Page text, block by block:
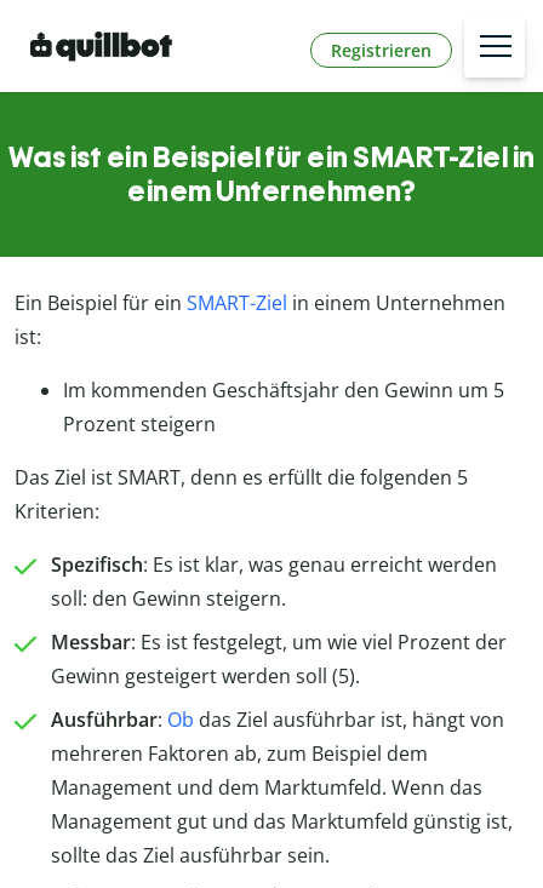
Registrieren
Was ist ein Beispiel für ein SMART-Ziel in
einem Unternehmen?
Ein Beispiel für ein SMART-Ziel in einem Unternehmen
ist:
Im kommenden Geschäftsjahr den Gewinn um 5
Prozent steigern
Das Ziel ist SMART, denn es erfüllt die folgenden 5
Kriterien:
Spezifisch: Es ist klar, was genau erreicht werden
soll: den Gewinn steigern.
Messbar: Es ist festgelegt, um wie viel Prozent der
Gewinn gesteigert werden soll (5).
Ausführbar: Ob das Ziel ausführbar ist, hängt von
mehreren Faktoren ab, zum Beispiel dem
Management und dem Marktumfeld. Wenn das
Management gut und das Marktumfeld günstig ist,
sollte das Ziel ausführbar sein.